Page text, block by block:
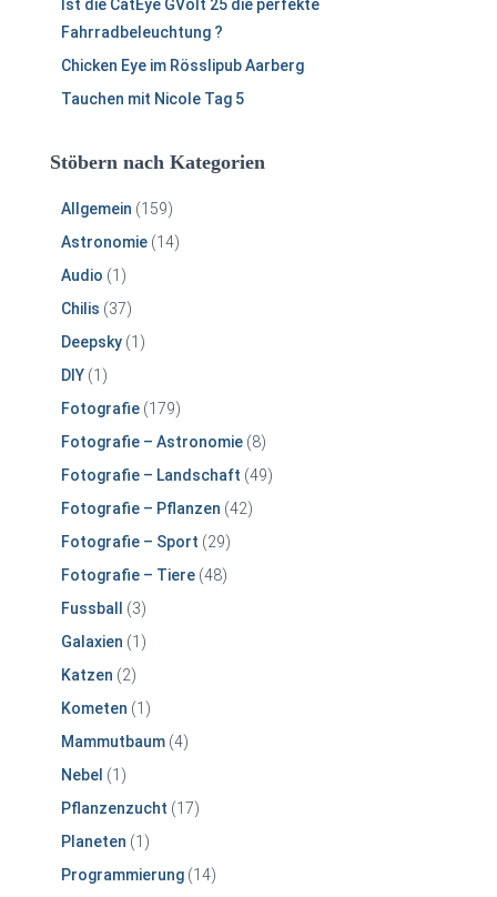
Ist die CatEye GVolt 25 die perfekte
Fahrradbeleuchtung ?
Chicken Eye im Rösslipub Aarberg
Tauchen mit Nicole Tag 5
Stöbern nach Kategorien
Allgemein (159)
Astronomie (14)
Audio (1)
Chilis (37)
Deepsky (1)
DIY (1)
Fotografie (179)
Fotografie – Astronomie (8)
Fotografie – Landschaft (49)
Fotografie – Pflanzen (42)
Fotografie – Sport (29)
Fotografie – Tiere (48)
Fussball (3)
Galaxien (1)
Katzen (2)
Kometen (1)
Mammutbaum (4)
Nebel (1)
Pflanzenzucht (17)
Planeten (1)
Programmierung (14)